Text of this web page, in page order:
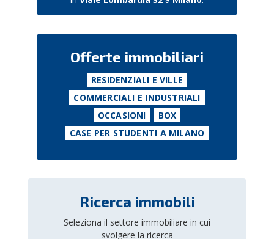
Offerte immobiliari
RESIDENZIALI E VILLE
COMMERCIALI E INDUSTRIALI
OCCASIONI
BOX
CASE PER STUDENTI A MILANO
Ricerca immobili
Seleziona il settore immobiliare in cui
svolgere la ricerca